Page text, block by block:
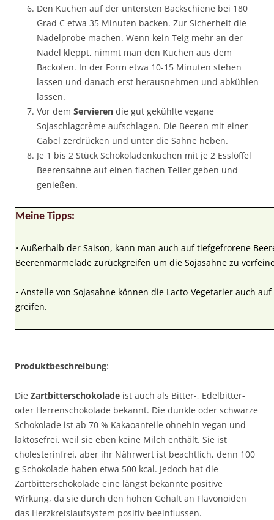
Den Kuchen auf der untersten Backschiene bei 180
Grad C etwa 35 Minuten backen. Zur Sicherheit die
Nadelprobe machen. Wenn kein Teig mehr an der
Nadel kleppt, nimmt man den Kuchen aus dem
Backofen. In der Form etwa 10-15 Minuten stehen
lassen und danach erst herausnehmen und abkühlen
lassen.
Vor dem Servieren die gut gekühlte vegane
Sojaschlagcrème aufschlagen. Die Beeren mit einer
Gabel zerdrücken und unter die Sahne heben.
Je 1 bis 2 Stück Schokoladenkuchen mit je 2 Esslöffel
Beerensahne auf einen flachen Teller geben und
genießen.
Meine Tipps:
• Außerhalb der Saison, kann man auch auf tiefgefrorene
Beerenmarmelade zurückgreifen um die Sojasahne zu
• Anstelle von Sojasahne können die Lacto-Vegetarier auch
greifen.
Produktbeschreibung:
Die Zartbitterschokolade ist auch als Bitter-, Edelbitter-
oder Herrenschokolade bekannt. Die dunkle oder schwarze
Schokolade ist ab 70 % Kakaoanteile ohnehin vegan und
laktosefrei, weil sie eben keine Milch enthält. Sie ist
cholesterinfrei, aber ihr Nährwert ist beachtlich, denn 100
g Schokolade haben etwa 500 kcal. Jedoch hat die
Zartbitterschokolade eine längst bekannte positive
Wirkung, da sie durch den hohen Gehalt an Flavonoiden
das Herzkreislaufsystem positiv beeinflussen.